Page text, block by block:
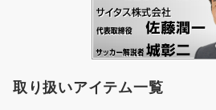
取り扱いアイテム一覧